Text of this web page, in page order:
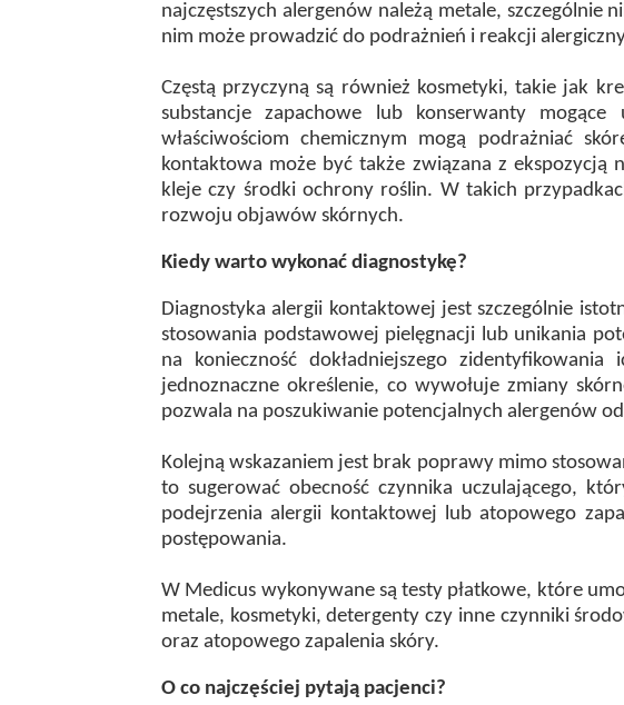
najczęstszych alergenów należą metale,
nim może prowadzić do podrażnień i reakcji
Częstą przyczyną są również kosmetyki, takie jak
substancje zapachowe lub konserwanty
właściwościom chemicznym mogą podrażniać
kontaktowa może być także związana z ekspozycją
kleje czy środki ochrony roślin. W takich
rozwoju objawów skórnych.
Kiedy warto wykonać diagnostykę?
Diagnostyka alergii kontaktowej jest szczególnie
stosowania podstawowej pielęgnacji lub unikania
na konieczność dokładniejszego
jednoznaczne określenie, co wywołuje zmiany
pozwala na poszukiwanie potencjalnych alergenów
Kolejną wskazaniem jest brak poprawy mimo
to sugerować obecność czynnika uczulającego,
podejrzenia alergii kontaktowej lub atopowego
postępowania.
W Medicus wykonywane są testy płatkowe, które
metale, kosmetyki, detergenty czy inne czynniki
oraz atopowego zapalenia skóry.
O co najczęściej pytają pacjenci?